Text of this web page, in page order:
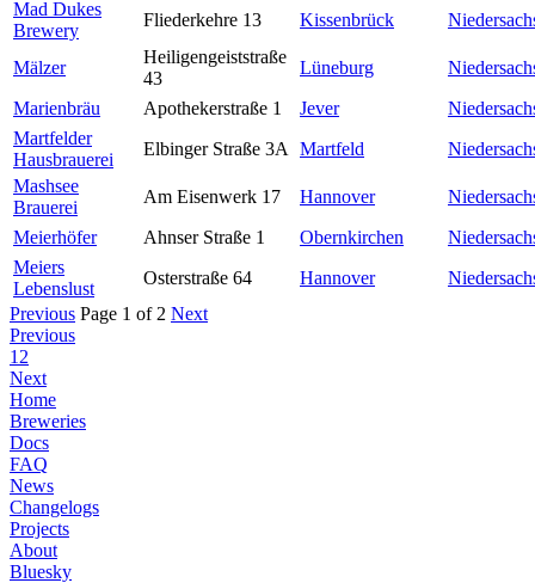
Mad Dukes
Brewery
Fliederkehre 13 Kissenbrück
Mälzer
Heiligengeiststraße
43
Lüneburg
Marienbräu
Apothekerstraße 1 Jever
Martfelder
Hausbrauerei
Elbinger Straße 3A Martfeld
Mashsee
Brauerei
Am Eisenwerk 17 Hannover
Meierhöfer
Ahnser Straße 1 Obernkirchen
Meiers
Lebenslust
Osterstraße 64 Hannover
Previous Page 1 of 2 Next
Previous
1 2
Next
Home
Breweries
Docs
FAQ
News
Changelogs
Projects
About
Bluesky